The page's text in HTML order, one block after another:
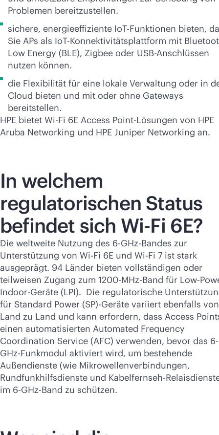
Problemen bereitzustellen.
sichere, energieeffiziente IoT-Funktionen bieten,
Sie APs als IoT-Konnektivitätsplattform mit
Low Energy (BLE), Zigbee oder USB-Anschlüssen
nutzen können.
die Flexibilität für eine lokale Verwaltung oder in
Cloud bieten und mit oder ohne Gateways
bereitstellen.
HPE bietet Wi-Fi 6E Access Point-Lösungen von HPE
Aruba Networking und HPE Juniper Networking an.
In welchem
regulatorischen Status
befindet sich Wi-Fi 6E?
Die weltweite Nutzung des 6-GHz-Bandes zur
Unterstützung von Wi-Fi 6E und Wi-Fi 7 ist stark
ausgeprägt. 94 Länder bieten vollständigen oder
teilweisen Zugang zum 1200-MHz-Band für Low-
Indoor-Geräte (LPI). Die regulatorische
für Standard Power (SP)-Geräte variiert ebenfalls von
Land zu Land und kann erfordern, dass Access
einen automatisierten Automated Frequency
Coordination Service (AFC) verwenden, bevor das 6-
GHz-Funkmodul aktiviert wird, um bestehende
Außendienste (wie Mikrowellenverbindungen,
Rundfunkhilfsdienste und Kabelfernseh-
im 6-GHz-Band zu schützen.